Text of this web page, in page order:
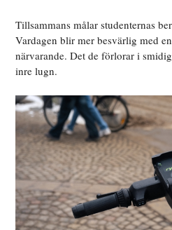
Tillsammans målar studenternas
Vardagen blir mer besvärlig med
närvarande. Det de förlorar i
inre lugn.